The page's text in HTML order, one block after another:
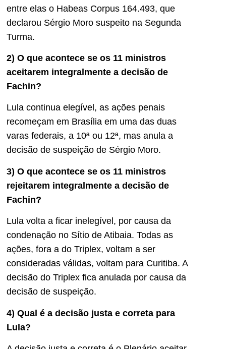
entre elas o Habeas Corpus 164.493, que
declarou Sérgio Moro suspeito na Segunda
Turma.
2) O que acontece se os 11 ministros
aceitarem integralmente a decisão de
Fachin?
Lula continua elegível, as ações penais
recomeçam em Brasília em uma das duas
varas federais, a 10ª ou 12ª, mas anula a
decisão de suspeição de Sérgio Moro.
3) O que acontece se os 11 ministros
rejeitarem integralmente a decisão de
Fachin?
Lula volta a ficar inelegível, por causa da
condenação no Sítio de Atibaia. Todas as
ações, fora a do Triplex, voltam a ser
consideradas válidas, voltam para Curitiba. A
decisão do Triplex fica anulada por causa da
decisão de suspeição.
4) Qual é a decisão justa e correta para
Lula?